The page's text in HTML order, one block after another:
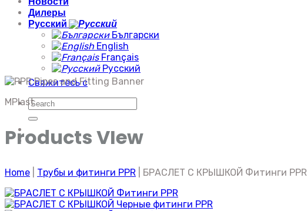
Дилеры
Русский
Български
English
Français
Русский
Свяжитесь с
Искать:
MPlast
Products VIew
Home Трубы и фитинги PPR БРАСЛЕТ С КРЫШКОЙ Фитинги PPR